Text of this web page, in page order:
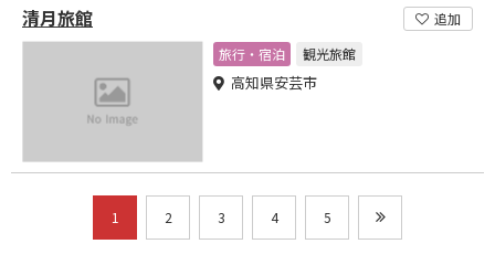
清月旅館
追加
旅行・宿泊
観光旅館
高知県安芸市
1 2 3 4 5